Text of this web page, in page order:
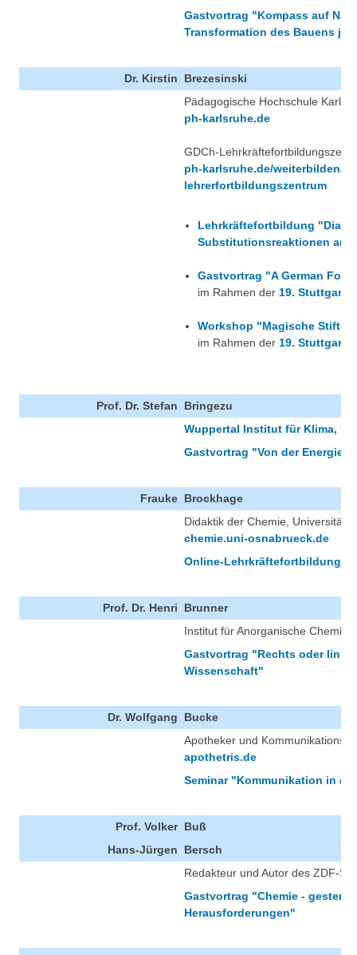
Gastvortrag "Kompass auf
Transformation des Bauens
Dr. Kirstin
Brezesinski
Pädagogische Hochschule
ph-karlsruhe.de
GDCh-
ph-karlsruhe.de/weiterbilden/
lehrerfortbildungszentrum
Lehrkräftefortbildung
Substitutionsreaktionen an
Gastvortrag "A German
im Rahmen der 19.
Workshop "Magische Stifte -
im Rahmen der 19.
Prof. Dr. Stefan
Bringezu
Wuppertal Institut für Klima,
Gastvortrag "Von der
Frauke Brockhage
Didaktik der Chemie, Universität
chemie.uni-osnabrueck.de
Online-Lehrkräftefortbildung
Prof. Dr. Henri
Brunner
Institut für Anorganische Chemie,
Gastvortrag "Rechts oder
Wissenschaft"
Dr. Wolfgang
Bucke
Apotheker und
apothetris.de
Seminar "Kommunikation in
Prof. Volker Buß
Hans-Jürgen
Bersch
Redakteur und Autor des ZDF-
Gastvortrag "Chemie - gestern
Herausforderungen"